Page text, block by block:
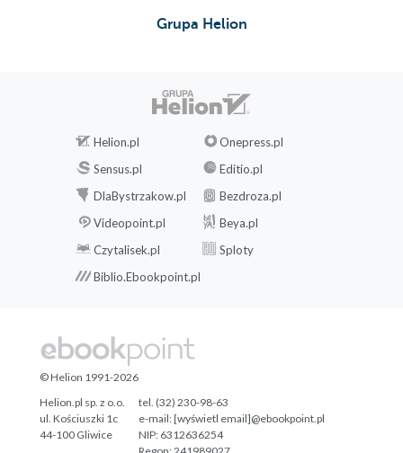
Grupa Helion
Helion.pl
Onepress.pl
Sensus.pl
Editio.pl
DlaBystrzakow.pl
Bezdroza.pl
Videopoint.pl
Beya.pl
Czytalisek.pl
Sploty
Biblio.Ebookpoint.pl
© Helion 1991-2026
Helion.pl sp. z o.o.
ul. Kościuszki 1c
44-100 Gliwice
tel. (32) 230-98-63
e-mail:[wyświetl email]@ebookpoint.pl
NIP: 6312636254